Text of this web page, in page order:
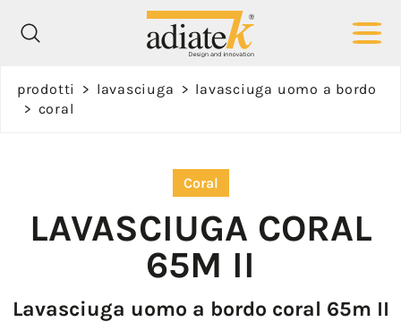
prodotti > lavasciuga > lavasciuga uomo a bordo
> coral
Coral
LAVASCIUGA CORAL
65M II
Lavasciuga uomo a bordo coral 65m II
informazioni
Cognome *